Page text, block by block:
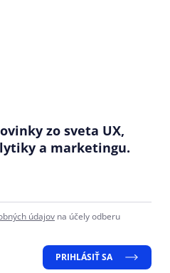
zo sveta UX,
a marketingu.
údajov na účely odberu
PRIHLÁSIŤ SA